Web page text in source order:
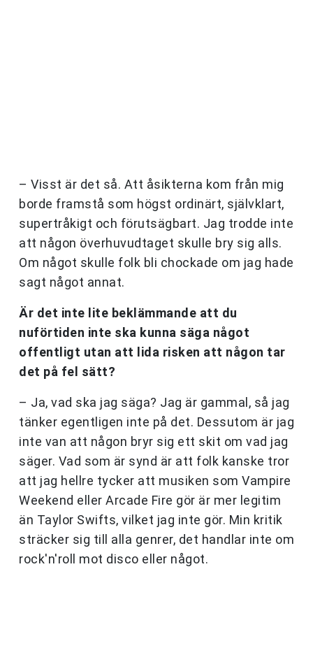
– Visst är det så. Att åsikterna kom från mig
borde framstå som högst ordinärt, självklart,
supertråkigt och förutsägbart. Jag trodde inte
att någon överhuvudtaget skulle bry sig alls.
Om något skulle folk bli chockade om jag hade
sagt något annat.
Är det inte lite beklämmande att du
nuförtiden inte ska kunna säga något
offentligt utan att lida risken att någon tar
det på fel sätt?
– Ja, vad ska jag säga? Jag är gammal, så jag
tänker egentligen inte på det. Dessutom är jag
inte van att någon bryr sig ett skit om vad jag
säger. Vad som är synd är att folk kanske tror
att jag hellre tycker att musiken som Vampire
Weekend eller Arcade Fire gör är mer legitim
än Taylor Swifts, vilket jag inte gör. Min kritik
sträcker sig till alla genrer, det handlar inte om
rock'n'roll mot disco eller något.